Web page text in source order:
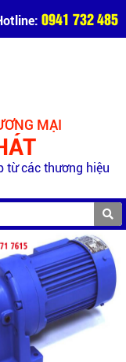
0941 732 485
MẠI
từ các thương hiệu